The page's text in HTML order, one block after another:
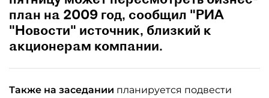
план на 2009 год, сообщил "РИА
"Новости" источник, близкий к
акционерам компании.
Также на заседании планируется подвести